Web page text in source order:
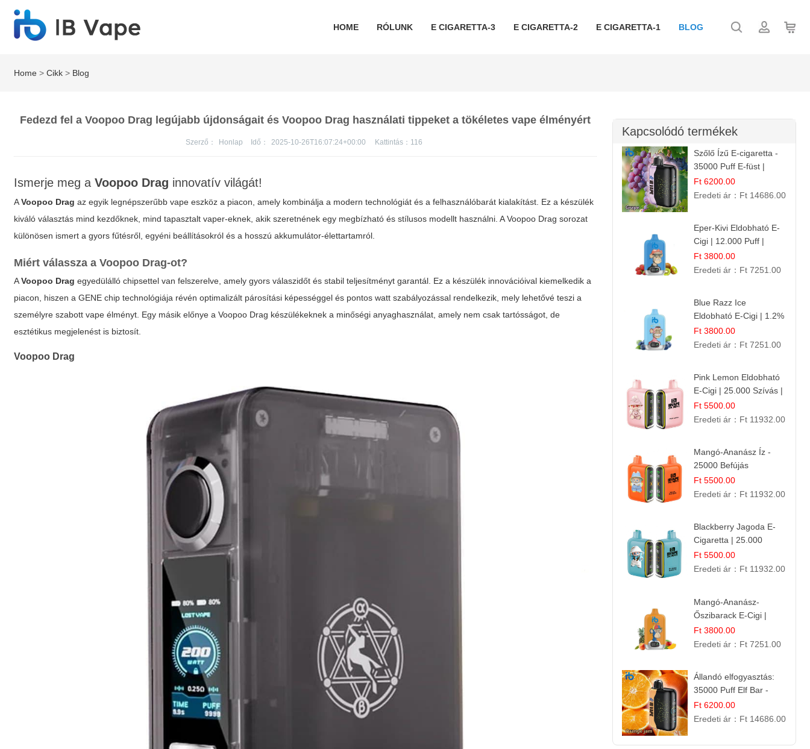
HOME RÓLUNK E CIGARETTA-3 E CIGARETTA-2 E CIGARETTA-1 BLOG
Home >Cikk > Blog
Fedezd fel a Voopoo Drag legújabb újdonságait és Voopoo Drag használati tippeket a tökéletes vape élményért
Szerző： Honlap Idő： 2025-10-26T16:07:24+00:00 Kattintás： 116
Ismerje meg aVoopoo Drag innovatív világát!
AVoopoo Drag az egyik legnépszerűbb vape eszköz a piacon, amely kombinálja a modern technológiát és a felhasználóbarát kialakítást. Ez a készülék
kiváló választás mind kezdőknek, mind tapasztalt vaper-eknek, akik szeretnének egy megbízható és stílusos modellt használni. AVoopoo Drag sorozat
különösen ismert a gyors fűtésről, egyéni beállításokról és a hosszú akkumulátor-élettartamról.
Miért válassza aVoopoo Drag-ot?
AVoopoo Drag egyedülálló chipsettel van felszerelve, amely gyors válaszidőt és stabil teljesítményt garantál. Ez a készülék innovációival kiemelkedik a
piacon, hiszen a GENE chip technológiája révén optimalizált párosítási képességgel és pontos watt szabályozással rendelkezik, mely lehetővé teszi a
személyre szabott vape élményt. Egy másik előnye aVoopoo Drag készülékeknek a minőségi anyaghasználat, amely nem csak tartósságot, de
esztétikus megjelenést is biztosít.
Voopoo Drag
Kapcsolódó termékek
Szőlő Ízű E-cigaretta -
35000 Puff E-füst |
Intenzív
Gyümölcsélmény!
Ft 6200.00
Eredeti ár： Ft 14686.00
Eper-Kivi Eldobható E-
Cigi | 12.000 Puff |
Édes-Gyümölcs Íz
Ft 3800.00
Eredeti ár： Ft 7251.00
Blue Razz Ice
Eldobható E-Cigi | 1.2%
Nikotin | Jéghideg
Málna Íz
Ft 3800.00
Eredeti ár： Ft 7251.00
Pink Lemon Eldobható
E-Cigi | 25.000 Szívás |
Rózsaszín Citrom Íz
Ft 5500.00
Eredeti ár： Ft 11932.00
Mangó-Ananász Íz -
25000 Befújás
Eldobható E-ciga |
Trópusi Gyümölcs
Ft 5500.00
Eredeti ár： Ft 11932.00
Blackberry Jagoda E-
Cigaretta | 25.000
Szívás | Ízesített E-
Liquid
Ft 5500.00
Eredeti ár： Ft 11932.00
Mangó-Ananász-
Őszibarack E-Cigi |
12.000 Befújás |
Tropikus Gyümölcs Íz
Ft 3800.00
Eredeti ár： Ft 7251.00
Állandó elfogyasztás:
35000 Puff Elf Bar -
Narancslekvár íz
Ft 6200.00
Eredeti ár： Ft 14686.00